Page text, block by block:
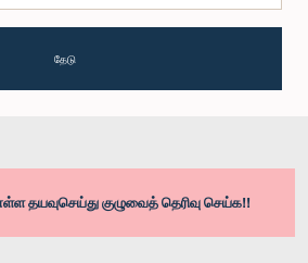
தேடு
தயவுசெய்து குழுவைத் தெரிவு செய்க!!